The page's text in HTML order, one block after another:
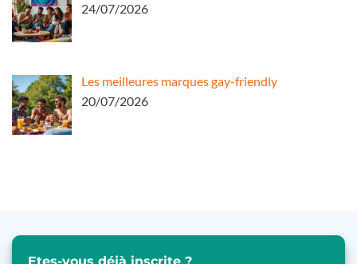
24/07/2026
Les meilleures marques gay-friendly
20/07/2026